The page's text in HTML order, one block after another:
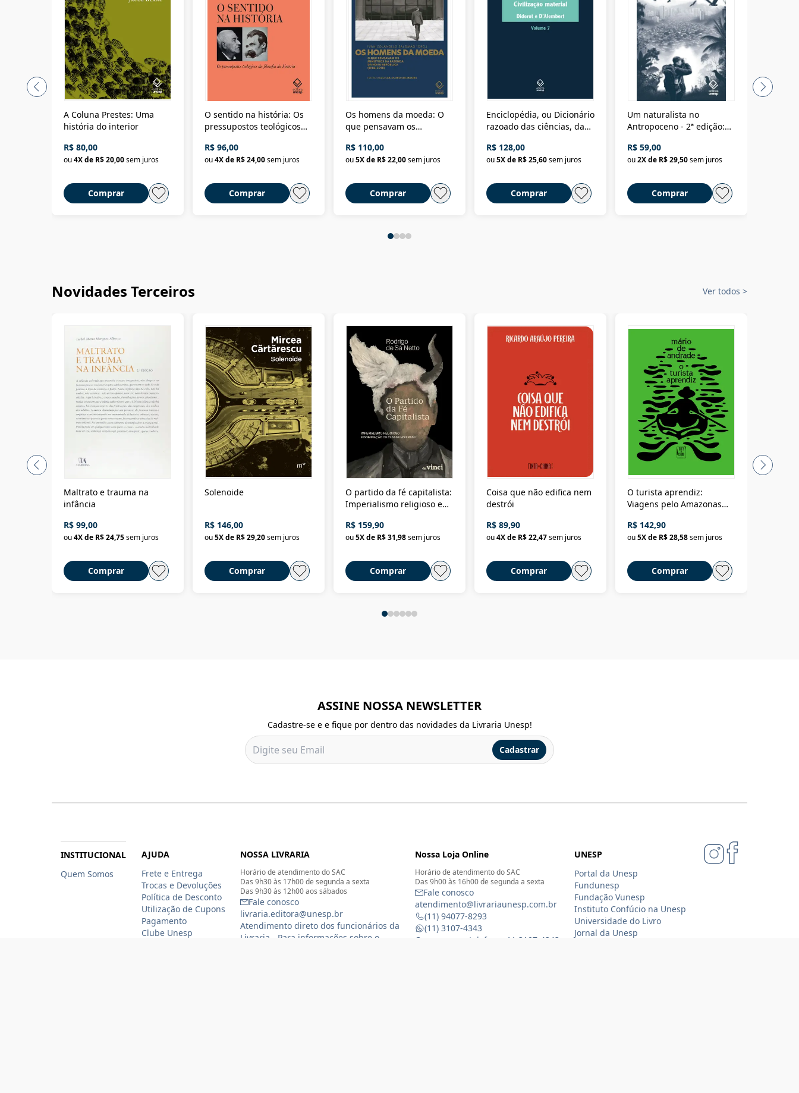
A Coluna Prestes: Uma
história do interior
R$ 80,00
ou4X de R$ 20,00sem juros
Comprar
O sentido na história: Os
pressupostos teológicos
R$ 96,00
ou4X de R$ 24,00sem juros
Comprar
Os homens da moeda: O
que pensavam os
Nova República (1985-
2018)
R$ 110,00
ou5X de R$ 22,00sem juros
Comprar
Enciclopédia, ou Dicionário
razoado das ciências, das
Civilização material
R$ 128,00
ou5X de R$ 25,60sem juros
Comprar
Um naturalista no
Antropoceno - 2ª edição:
selvagem
R$ 59,00
ou2X de R$ 29,50sem juros
Comprar
Novidades Terceiros Ver todos >
Maltrato e trauma na
infância
R$ 99,00
ou4X de R$ 24,75sem juros
Comprar
Solenoide
R$ 146,00
ou5X de R$ 29,20sem juros
Comprar
O partido da fé capitalista:
Imperialismo religioso e
Brasil
R$ 159,90
ou5X de R$ 31,98sem juros
Comprar
Coisa que não edifica nem
destrói
R$ 89,90
ou4X de R$ 22,47sem juros
Comprar
O turista aprendiz:
Viagens pelo Amazonas
até a Bolívia e por Marajó
até dizer chega
R$ 142,90
ou5X de R$ 28,58sem juros
Comprar
ASSINE NOSSA NEWSLETTER
Cadastre-se e e fique por dentro das novidades da Livraria Unesp!
Cadastrar
INSTITUCIONAL
Quem Somos
AJUDA
Frete e Entrega
Trocas e Devoluções
Política de Desconto
Utilização de Cupons
Pagamento
Clube Unesp
NOSSA LIVRARIA
Horário de atendimento do SAC
Das 9h30 às 17h00 de segunda a sexta
Das 9h30 às 12h00 aos sábados
Fale conosco
livraria.editora@unesp.br
Atendimento direto dos funcionários da
Livraria - Para informações sobre o
Nossa Loja Online
Horário de atendimento do SAC
Das 9h00 às 16h00 de segunda a sexta
Fale conosco
atendimento@livrariaunesp.com.br
(11) 94077-8293
(11) 3107-4343
Compras por telefone: 11 3107-4343
UNESP
Portal da Unesp
Fundunesp
Fundação Vunesp
Instituto Confúcio na Unesp
Universidade do Livro
Jornal da Unesp